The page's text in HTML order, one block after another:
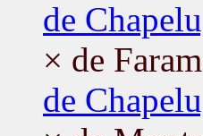
de
× de
de